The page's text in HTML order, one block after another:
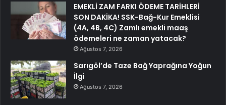
EMEKLİ ZAM FARKI ÖDEME TARİHLERİ
SON DAKİKA! SSK-Bağ-Kur Emeklisi
(4A, 4B, 4C) Zamlı emekli maaş
ödemeleri ne zaman yatacak?
Ağustos 7, 2026
Sarıgöl’de Taze Bağ Yaprağına Yoğun
İlgi
Ağustos 7, 2026